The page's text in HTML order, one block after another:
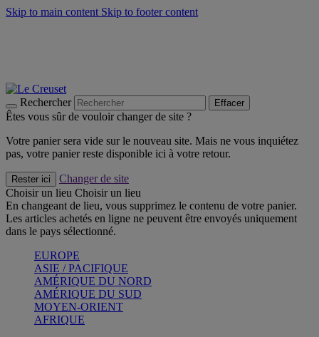
Skip to main content Skip to footer content
Rechercher Effacer
Êtes vous sûr de vouloir changer de site ?
Votre panier sera vide sur le nouveau site. Mais ne vous inquiétez
pas, votre panier reste disponible ici à votre retour.
Rester ici
Changer de site
Choisir un lieu Choisir un lieu
En changeant de lieu, vous supprimez le contenu de votre panier.
Les articles achetés en ligne ne peuvent être envoyés uniquement
dans le pays sélectionné.
EUROPE
ASIE / PACIFIQUE
AMÉRIQUE DU NORD
AMÉRIQUE DU SUD
MOYEN-ORIENT
AFRIQUE